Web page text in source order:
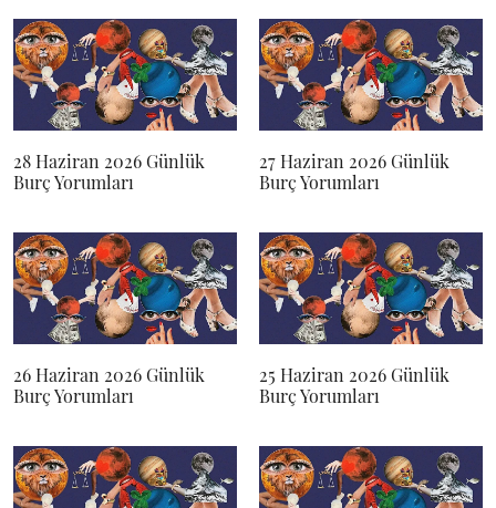
28 Haziran 2026 Günlük
Burç Yorumları
27 Haziran 2026 Günlük
Burç Yorumları
26 Haziran 2026 Günlük
Burç Yorumları
25 Haziran 2026 Günlük
Burç Yorumları